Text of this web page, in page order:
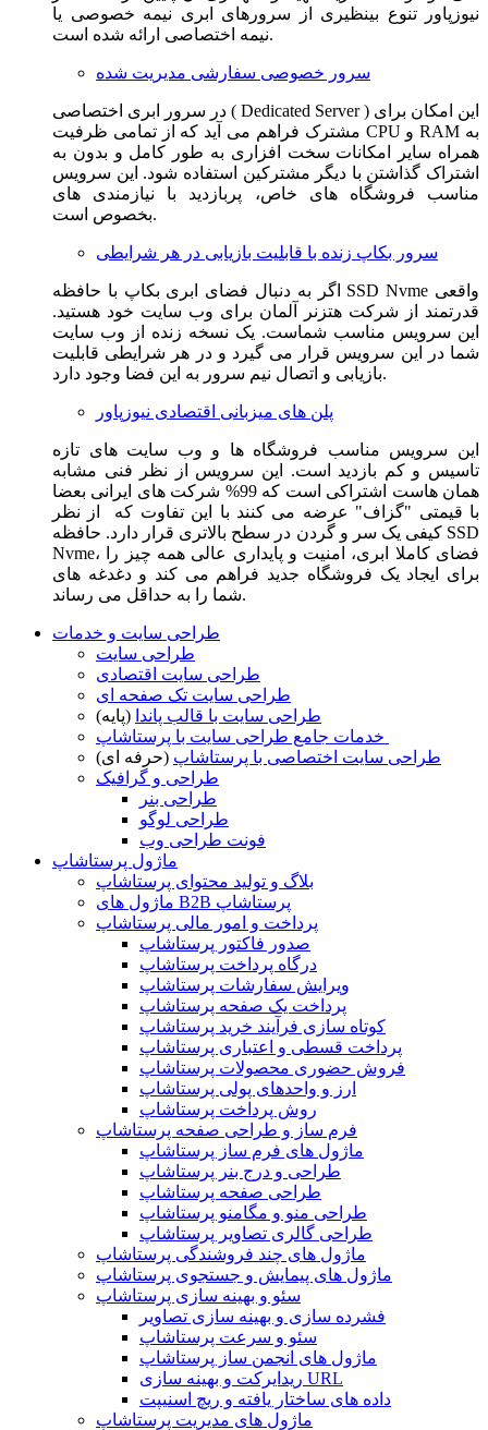
نیوزپاور تنوع بینظیری از سرورهای ابری نیمه خصوصی یا
نیمه اختصاصی ارائه شده است.
سرور خصوصی سفارشی مدیریت شده
در سرور ابری اختصاصی ( Dedicated Server ) این امکان برای
مشترک فراهم می آید که از تمامی ظرفیت CPU و RAM به
همراه سایر امکانات سخت افزاری به طور کامل و بدون به
اشتراک گذاشتن با دیگر مشترکین استفاده شود. این سرویس
مناسب فروشگاه های خاص، پربازدید با نیازمندی های
بخصوص است.
سرور بکاپ زنده با قابلیت بازیابی در هر شرایطی
اگر به دنبال فضای ابری بکاپ با حافظه SSD Nvme واقعی
قدرتمند از شرکت هتزنر آلمان برای وب سایت خود هستید.
این سرویس مناسب شماست. یک نسخه زنده از وب سایت
شما در این سرویس قرار می گیرد و در هر شرایطی قابلیت
بازیابی و اتصال نیم سرور به این فضا وجود دارد.
پلن های میزبانی اقتصادی نیوزپاور
این سرویس مناسب فروشگاه ها و وب سایت های تازه
تاسیس و کم بازدید است. این سرویس از نظر فنی مشابه
همان هاست اشتراکی است که 99% شرکت های ایرانی بعضا
با قیمتی "گزاف" عرضه می کنند با این تفاوت که از نظر
کیفی یک سر و گردن در سطح بالاتری قرار دارد. حافظه SSD
Nvme، فضای کاملا ابری، امنیت و پایداری عالی همه چیز را
برای ایجاد یک فروشگاه جدید فراهم می کند و دغدغه های
شما را به حداقل می رساند.
طراحی سایت و خدمات
طراحی سایت
طراحی سایت اقتصادی
طراحی سایت تک صفحه ای
طراحی سایت با قالب پاندا (پایه)
طراحی سایت اختصاصی با پرستاشاپ (حرفه ای)
طراحی و گرافیک
طراحی بنر
طراحی لوگو
فونت طراحی وب
ماژول پرستاشاپ
بلاگ و تولید محتوای پرستاشاپ
ماژول های B2B پرستاشاپ
پرداخت و امور مالی پرستاشاپ
صدور فاکتور پرستاشاپ
درگاه پرداخت پرستاشاپ
ویرایش سفارشات پرستاشاپ
پرداخت یک صفحه پرستاشاپ
کوتاه سازی فرآیند خرید پرستاشاپ
پرداخت قسطی و اعتباری پرستاشاپ
فروش حضوری محصولات پرستاشاپ
ارز و واحدهای پولی پرستاشاپ
روش پرداخت پرستاشاپ
فرم ساز و طراحی صفحه پرستاشاپ
ماژول های فرم ساز پرستاشاپ
طراحی و درج بنر پرستاشاپ
طراحی صفحه پرستاشاپ
طراحی منو و مگامنو پرستاشاپ
طراحی گالری تصاویر پرستاشاپ
ماژول های چند فروشندگی پرستاشاپ
ماژول های پیمایش و جستجوی پرستاشاپ
سئو و بهینه سازی پرستاشاپ
فشرده سازی و بهینه سازی تصاویر
سئو و سرعت پرستاشاپ
ماژول های انجمن ساز پرستاشاپ
ریدایرکت و بهینه سازی URL
داده های ساختار یافته و ریچ اسنیپت
ماژول های مدیریت پرستاشاپ